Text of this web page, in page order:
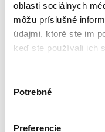
oblasti sociálnych
môžu príslušné
údajmi, ktoré ste im
keď ste používali ich
súhlasu
Potrebné
Preferencie